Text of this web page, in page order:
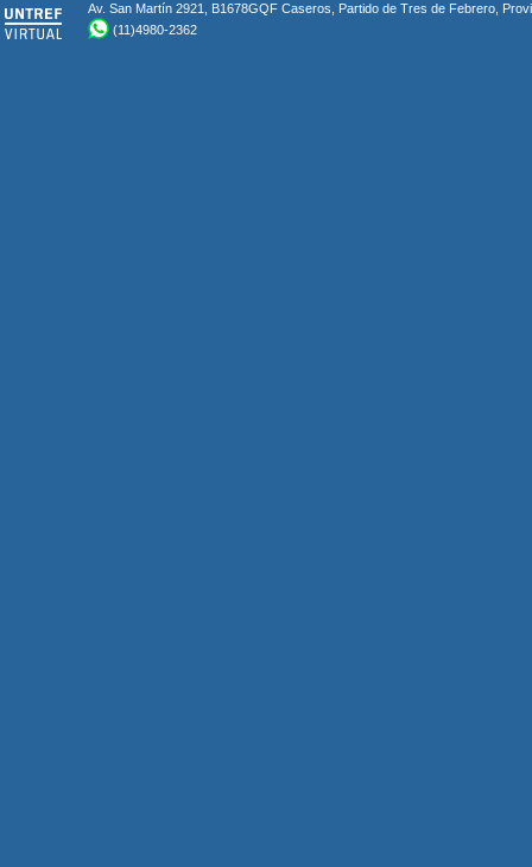
Av. San Martín 2921, B1678GQF Caseros, Partido de Tres de Febrero,
(11)4980-2362